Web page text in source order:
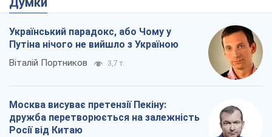
Український парадокс, або Чому у
Путіна нічого не вийшло з Україною
Віталій Портников 3,7 т.
Москва висуває претензії Пекіну:
дружба перетворюється на залежність
Росії від Китаю